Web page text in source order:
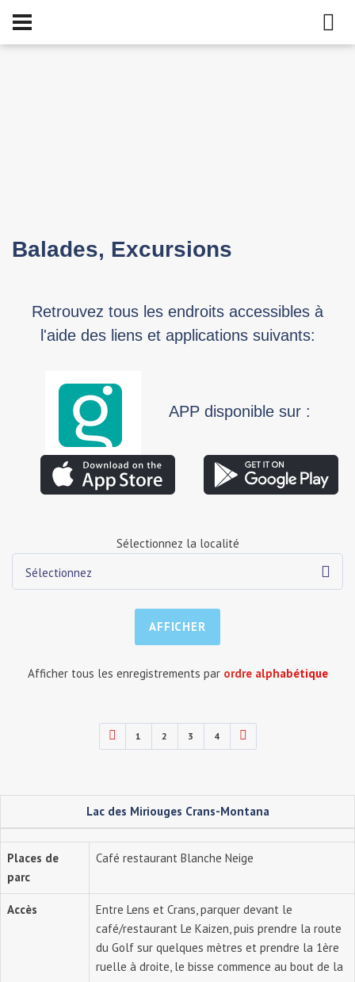
Balades, Excursions
Retrouvez tous les endroits accessibles à
l'aide des liens et applications suivants:
APP disponible sur :
Sélectionnez la localité
Sélectionnez
Afficher tous les enregistrements par ordre alphabétique
1 2 3 4
Lac des Miriouges Crans-Montana
Places de
parc
Café restaurant Blanche Neige
Accès
Entre Lens et Crans, parquer devant le
café/restaurant Le Kaizen, puis prendre la route
du Golf sur quelques mètres et prendre la 1ère
ruelle à droite, le bisse commence au bout de la